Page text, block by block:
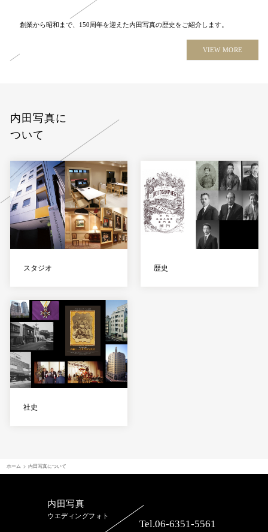
創業から昭和まで、150周年を迎えた内田写真の歴史をご紹介します。
VIEW MORE
内田写真に
ついて
スタジオ 歴史
社史
ホーム 内田写真について
内田写真
ウエディングフォト
Tel.06-6351-5561